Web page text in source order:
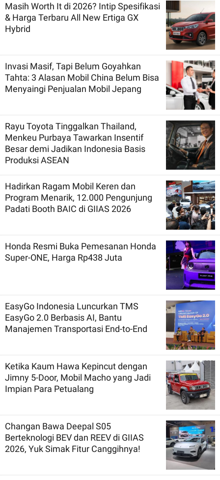
Masih Worth It di 2026? Intip Spesifikasi
& Harga Terbaru All New Ertiga GX
Hybrid
Invasi Masif, Tapi Belum Goyahkan
Tahta: 3 Alasan Mobil China Belum Bisa
Menyaingi Penjualan Mobil Jepang
Rayu Toyota Tinggalkan Thailand,
Menkeu Purbaya Tawarkan Insentif
Besar demi Jadikan Indonesia Basis
Produksi ASEAN
Hadirkan Ragam Mobil Keren dan
Program Menarik, 12.000 Pengunjung
Padati Booth BAIC di GIIAS 2026
Honda Resmi Buka Pemesanan Honda
Super-ONE, Harga Rp438 Juta
EasyGo Indonesia Luncurkan TMS
EasyGo 2.0 Berbasis AI, Bantu
Manajemen Transportasi End-to-End
Ketika Kaum Hawa Kepincut dengan
Jimny 5-Door, Mobil Macho yang Jadi
Impian Para Petualang
Changan Bawa Deepal S05
Berteknologi BEV dan REEV di GIIAS
2026, Yuk Simak Fitur Canggihnya!